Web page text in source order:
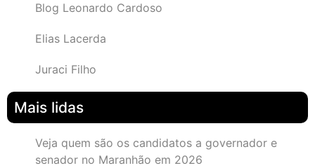
Blog Leonardo Cardoso
Elias Lacerda
Juraci Filho
Mais lidas
Veja quem são os candidatos a governador e
senador no Maranhão em 2026